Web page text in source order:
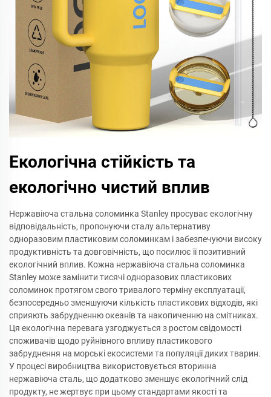
Екологічна стійкість та
екологічно чистий вплив
Нержавіюча стальна соломинка Stanley просуває екологічну
відповідальність, пропонуючи сталу альтернативу
одноразовим пластиковим соломинкам і забезпечуючи високу
продуктивність та довговічність, що посилює її позитивний
екологічний вплив. Кожна нержавіюча стальна соломинка
Stanley може замінити тисячі одноразових пластикових
соломинок протягом свого тривалого терміну експлуатації,
безпосередньо зменшуючи кількість пластикових відходів, які
сприяють забрудненню океанів та накопиченню на смітниках.
Ця екологічна перевага узгоджується з ростом свідомості
споживачів щодо руйнівного впливу пластикового
забруднення на морські екосистеми та популяції диких тварин.
У процесі виробництва використовується вторинна
нержавіюча сталь, що додатково зменшує екологічний слід
продукту, не жертвує при цьому стандартами якості та